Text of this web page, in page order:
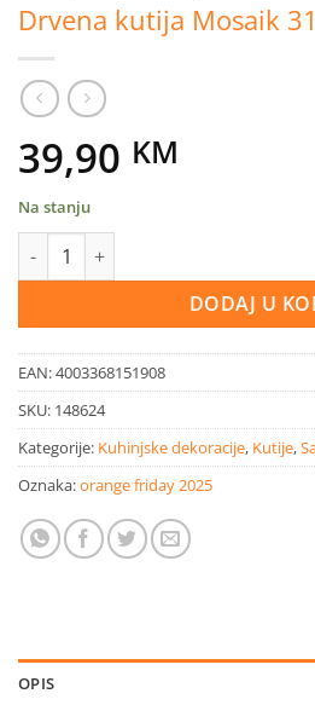
Drvena kutija Mosaik
39,90 KM
Na stanju
Drvena kutija Mosaik 31x19x32 cm
DODAJ U
EAN:4003368151908
SKU: 148624
Kategorije: Kuhinjske dekoracije, Kutije,
Oznaka:orange friday 2025
OPIS